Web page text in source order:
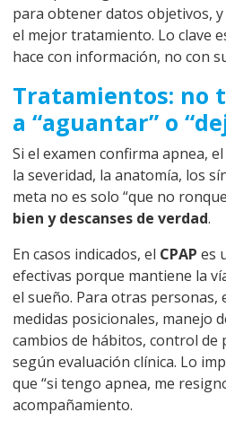
para obtener datos objetivos,
el mejor tratamiento. Lo clave
hace con información, no con
Tratamientos: no
a “aguantar” o
Si el examen confirma apnea,
la severidad, la anatomía, los
meta no es solo “que no
bien y descanses de verdad.
En casos indicados, el CPAP es
efectivas porque mantiene la
el sueño. Para otras personas,
medidas posicionales, manejo
cambios de hábitos, control de
según evaluación clínica. Lo
que “si tengo apnea, me
acompañamiento.